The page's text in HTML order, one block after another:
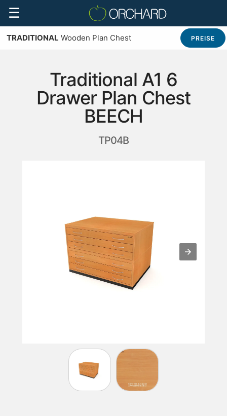
☰
TRADITIONAL Wooden Plan Chest PREISE
Traditional A1 6
Drawer Plan Chest
BEECH
TP04B